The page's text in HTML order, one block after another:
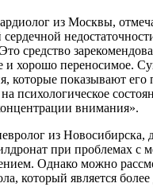
из Москвы,
сердечной
средство
и хорошо переносимое.
которые показывают его
психологическое
внимания».
из Новосибирска,
при проблемах с
Однако можно
который является